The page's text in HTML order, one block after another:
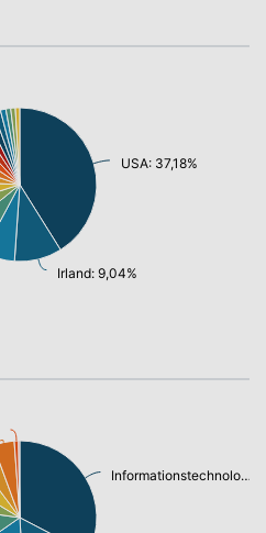
USA: 37,18%
Irland: 9,04%
Informationstechnologie/ Telekommunikation: 29,00%